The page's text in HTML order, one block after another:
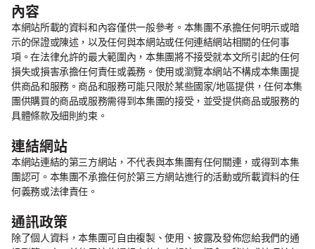
內容
本網站所載的資料和內容僅供一般參考。本集團不承擔任何明示或暗
示的保證或陳述，以及任何與本網站或任何連結網站相關的任何事
項。在法律允許的最大範圍內，本集團將不接受就本文所引起的任何
損失或損害承擔任何責任或義務。使用或瀏覽本網站不構成本集團提
供商品和服務。商品和服務可能只限於某些國家/地區提供，任何本集
團供購買的商品或服務需得到本集團的接受，並受提供商品或服務的
具體條款及細則約束。
連結網站
本網站連結的第三方網站，不代表與本集團有任何關連，或得到本集
團認可。本集團不承擔任何於第三方網站進行的活動或所載資料的任
何義務或法律責任。
通訊政策
除了個人資料，本集團可自由複製、使用、披露及發佈您給我們的通